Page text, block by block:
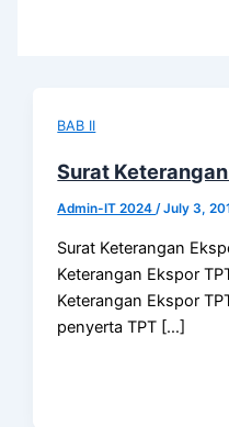
BAB II
Surat
Admin-IT 2024/July 3,
Surat Keterangan
Keterangan Ekspor
Keterangan Ekspor
penyerta TPT […]